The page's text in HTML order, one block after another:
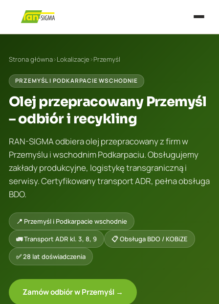
Strona główna›Lokalizacje ›Przemyśl
PRZEMYŚL I PODKARPACIE WSCHODNIE
Olej przepracowany Przemyśl
– odbiór i recykling
RAN-SIGMA odbiera olej przepracowany z firm w
Przemyślu i wschodnim Podkarpaciu. Obsługujemy
zakłady produkcyjne, logistykę transgraniczną i
serwisy. Certyfikowany transport ADR, pełna obsługa
BDO.
📍 Przemyśl i Podkarpacie wschodnie
🚛 Transport ADR kl. 3, 8, 9
📋 Obsługa BDO / KOBiZE
✅ 28 lat doświadczenia
Zamów odbiór w Przemyśl →